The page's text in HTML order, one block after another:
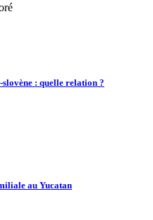
: quelle relation ?
au Yucatan